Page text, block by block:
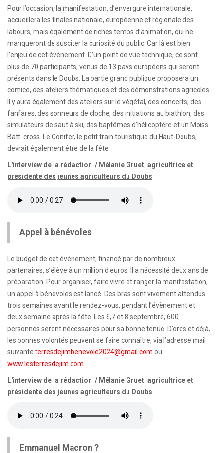
Pour l’occasion, la manifestation, d’envergure internationale,
accueillera les finales nationale, européenne et régionale des
labours, mais également de riches temps d’animation, qui ne
manqueront de susciter la curiosité du public. Car là est bien
l’enjeu de cet évènement. D’un point de vue technique, ce sont
plus de 70 participants, venus de 13 pays européens qui seront
présents dans le Doubs. La partie grand publique proposera un
comice, des ateliers thématiques et des démonstrations agricoles.
Il y aura également des ateliers sur le végétal, des concerts, des
fanfares, des sonneurs de cloche, des initiations au biathlon, des
simulateurs de saut à ski, des baptêmes d’hélicoptère et un Moiss
Batt cross. Le Conifer, le petit train touristique du Haut-Doubs,
devrait également être de la fête.
L'interview de la rédaction / Mélanie Gruet, agricultrice et
présidente des jeunes agriculteurs du Doubs
Appel à bénévoles
Le budget de cet évènement, financé par de nombreux
partenaires, s’élève à un million d’euros. Il a nécessité deux ans de
préparation. Pour organiser, faire vivre et ranger la manifestation,
un appel à bénévoles est lancé. Des bras sont vivement attendus
trois semaines avant le rendez-vous, pendant l’évènement et
deux semaine après la fête. Les 6,7 et 8 septembre, 600
personnes seront nécessaires pour sa bonne tenue. D’ores et déjà,
les bonnes volontés peuvent se faire connaître, via l’adresse mail
suivante terresdejimbenevole2024@gmail.com ou
www.lesterresdejim.com
L'interview de la rédaction / Mélanie Gruet, agricultrice et
présidente des jeunes agriculteurs du Doubs
Emmanuel Macron ?